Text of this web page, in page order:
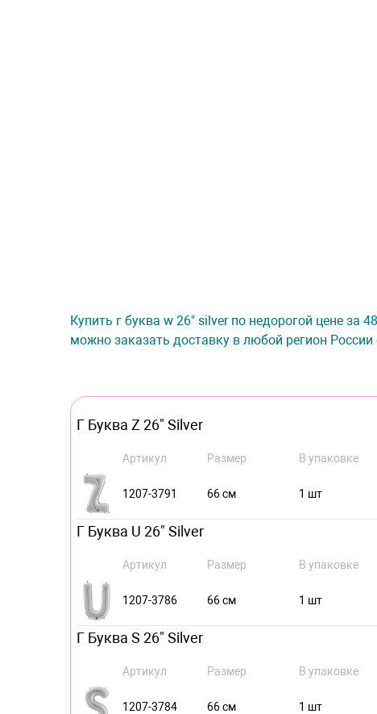
Купить г буква w 26" silver по недорогой цене за
можно заказать доставку в любой регион
Г Буква Z 26" Silver
Артикул Размер В упаковке
1207-3791 66 см 1 шт
Г Буква U 26" Silver
Артикул Размер В упаковке
1207-3786 66 см 1 шт
Г Буква S 26" Silver
Артикул Размер В упаковке
1207-3784 66 см 1 шт